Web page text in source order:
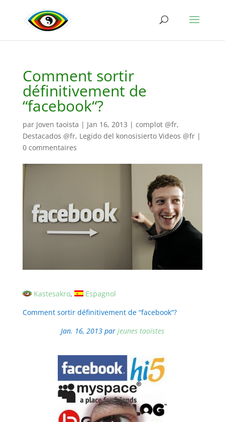
Comment sortir
définitivement de
“facebook“?
par Joven taoista | Jan 16, 2013 | complot @fr,
Destacados @fr, Legido del konosisierto Videos @fr|
0 commentaires
Kastesakro
Espagnol
Comment sortir définitivement de “facebook“?
Jan. 16, 2013 par jeunes taoïstes